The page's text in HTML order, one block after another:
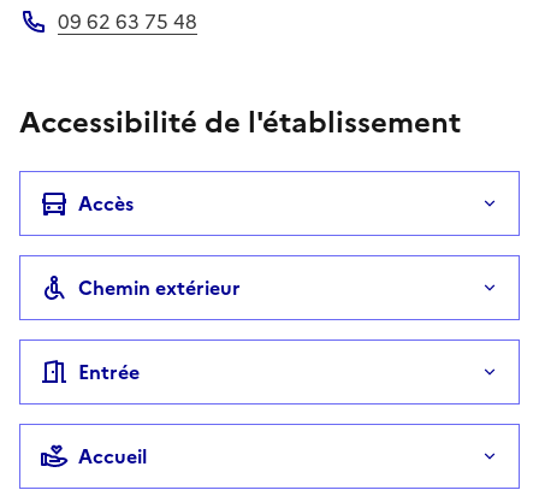
09 62 63 75 48
Accessibilité de l'établissement
Accès
Chemin extérieur
Entrée
Accueil